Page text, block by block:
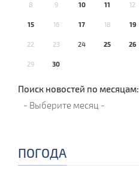
8 9 10 11 12
15 16 17 18 19
22 23 24 25 26
29 30
Поиск новостей по месяцам:
ПОГОДА